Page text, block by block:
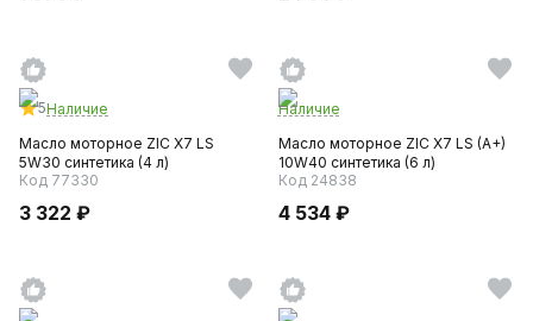
5Наличие
Масло моторное ZIC X7 LS
5W30 синтетика (4 л)
Код 77330
3 322 ₽
Наличие
Масло моторное ZIC X7 LS (A+)
10W40 синтетика (6 л)
Код 24838
4 534 ₽